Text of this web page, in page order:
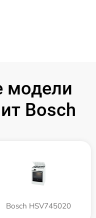
модели
Bosch
Bosch HSV745020